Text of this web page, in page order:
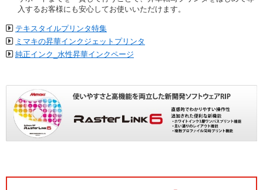
入するお客様にも安心してお使いいただけます。
テキスタイルプリンタ特集
ミマキの昇華インクジェットプリンタ
純正インク_水性昇華インクページ